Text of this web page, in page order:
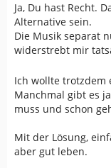
Ja, Du hast Recht.
Alternative sein.
Die Musik separat
widerstrebt mir
Ich wollte trotzdem
Manchmal gibt es
muss und schon
Mit der Lösung,
aber gut leben.